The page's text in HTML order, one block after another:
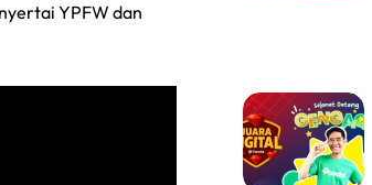
YPFW dan